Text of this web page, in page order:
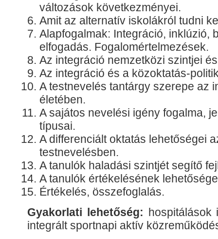
változások következményei.
Amit az alternatív iskolákról tudni
Alapfogalmak: Integráció, inklúzió,
elfogadás. Fogalomértelmezések.
Az integráció nemzetközi szintjei
Az integráció és a közoktatás-
A testnevelés tantárgy szerepe az
életében.
A sajátos nevelési igény fogalma,
típusai.
A differenciált oktatás lehetőségei
testnevelésben.
A tanulók haladási szintjét segítő
A tanulók értékelésének
Értékelés, összefoglalás.
Gyakorlati lehetőség: hospitálások
integrált sportnapi aktív